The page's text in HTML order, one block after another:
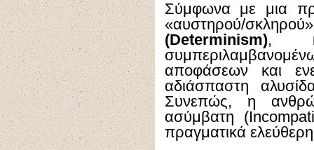
Σύμφωνα με μια
«αυστηρού/
(Determinism),
αποφάσεων και
αδιάσπαστη
Συνεπώς, η
ασύμβατη (
πραγματικά